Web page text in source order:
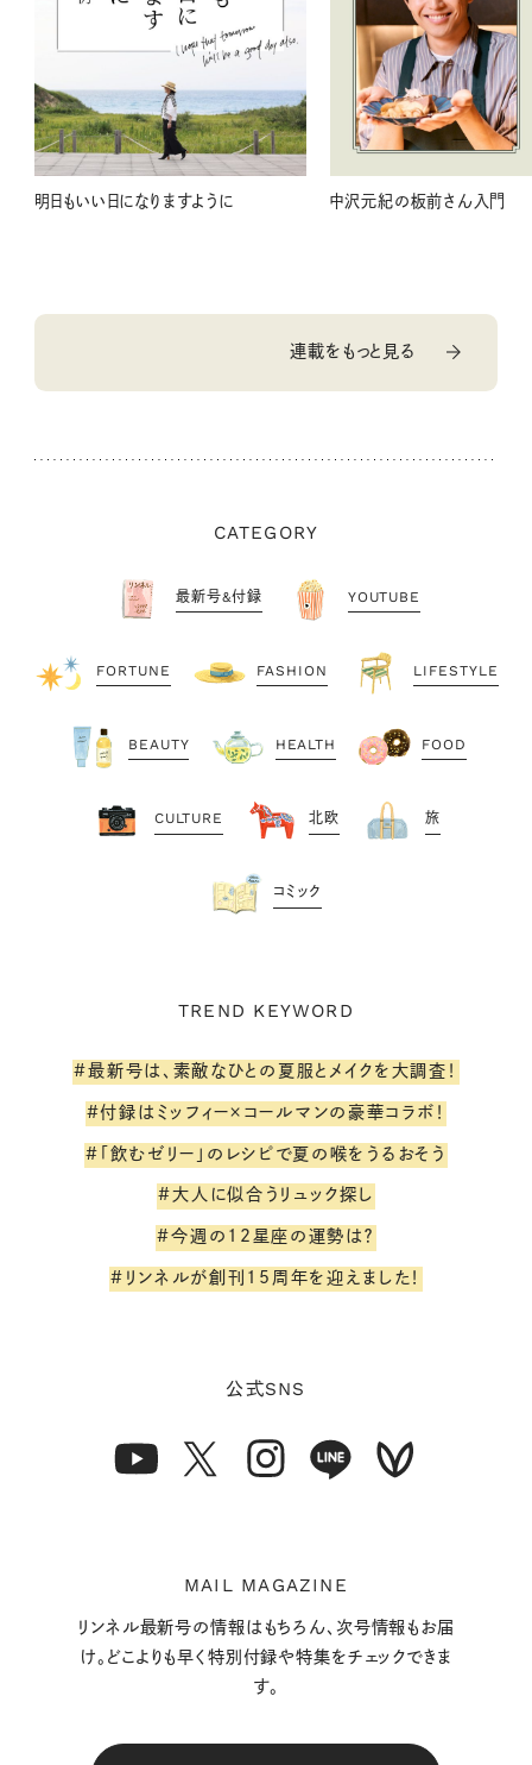
明日もいい日になりますように 中沢元紀の板前さん入門
連載をもっと見る
CATEGORY
最新号&付録 YOUTUBE
FORTUNE FASHION LIFESTYLE
BEAUTY HEALTH FOOD
CULTURE 北欧 旅
コミック
TREND KEYWORD
#最新号は、素敵なひとの夏服とメイクを大調査！
#付録はミッフィー×コールマンの豪華コラボ！
#「飲むゼリー」のレシピで夏の喉をうるおそう
#大人に似合うリュック探し
#今週の12星座の運勢は？
#リンネルが創刊15周年を迎えました！
公式SNS
MAIL MAGAZINE
リンネル最新号の情報はもちろん、次号情報もお届
け。どこよりも早く特別付録や特集をチェックできま
す。